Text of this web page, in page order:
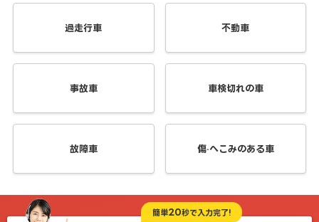
過走行車 不動車
事故車 車検切れの車
故障車 傷·へこみのある車
簡単20秒で入力完了!